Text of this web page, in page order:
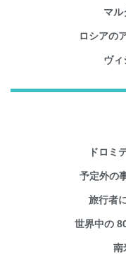
マル
ロシアの
ヴィ
ドロミ
予定外の
旅行者
世界中の
南